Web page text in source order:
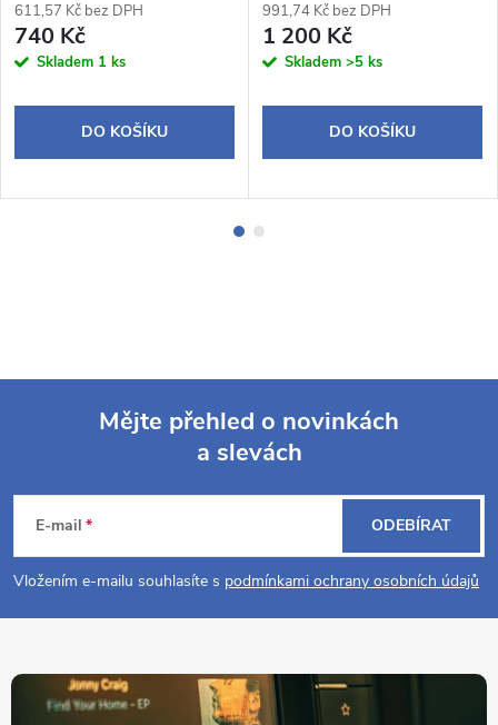
611,57 Kč bez DPH
740 Kč
Skladem 1 ks
DO KOŠÍKU
Jimny, S-Cross
991,74 Kč bez DPH
1 200 Kč
Skladem >5 ks
DO KOŠÍKU
p
a
t
Mějte přehled o novinkách
a slevách
E-mail
Vložením e-mailu souhlasíte s podmínkami ochrany osobních údajů
ODEBÍRAT